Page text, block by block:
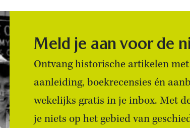
Meld je aan voor de
Ontvang historische artikelen
aanleiding, boekrecensies én
wekelijks gratis in je inbox. Met
je niets op het gebied van